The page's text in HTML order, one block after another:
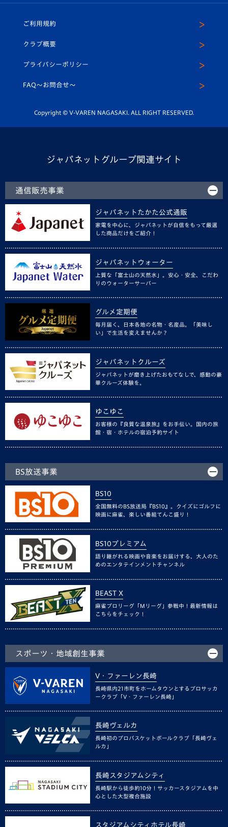
ホームタウン
平和祈念活動
ホームタウン活動
U-18
スクール
ヴィヴィくんインスタグラム
公式LINE＠
ご利用規約
クラブ概要
プライバシーポリシー
FAQ〜お問合せ〜
Copyright © V-VAREN NAGASAKI. ALL RIGHT RESERVED.
ジャパネットグループ関連サイト
通信販売事業
ジャパネットたかた公式通販
家電を中心に、ジャパネットが自信をもって厳選
した商品だけをご紹介！
ジャパネットウォーター
上質な「富士山の天然水」。安心・安全、こだわ
りのウォーターサーバー
グルメ定期便
毎月届く、日本各地の名物・名産品。「美味し
い」で生活を変えませんか？
ジャパネットクルーズ
ジャパネットが磨き上げたおもてなしで、感動の豪
華クルーズ体験を。
ゆこゆこ
お客様の『良質な温泉旅』をお手伝い。国内の旅
館・宿・ホテルの宿泊予約サイト
BS放送事業
BS10
全国無料のBS放送局『BS10』。クイズにゴルフに
映画に麻雀、楽しい番組てんこ盛り！
BS10プレミアム
語り継がれる映画や音楽をお届けする、大人のた
めのエンタテインメントチャンネル
BEAST X
麻雀プロリーグ「Mリーグ」参戦中！最新情報は
こちらをチェック！
スポーツ・地域創生事業
V・ファーレン長崎
長崎県内21市町をホームタウンとするプロサッカ
ークラブ「V・ファーレン長崎」
長崎ヴェルカ
長崎初のプロバスケットボールクラブ「長崎ヴェ
ルカ」
長崎スタジアムシティ
長崎駅から徒歩約10分！サッカースタジアムを中
心とした大型複合施設
スタジアムシティホテル長崎